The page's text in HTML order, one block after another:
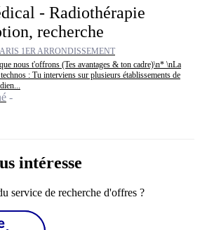
- Radiothérapie
recherche
1ER ARRONDISSEMENT
nous t'offrons (Tes avantages & ton cadre)\n* \nLa
: Tu interviens sur plusieurs établissements de
intéresse
service de recherche d'offres ?